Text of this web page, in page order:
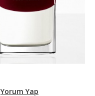
Yorum Yap